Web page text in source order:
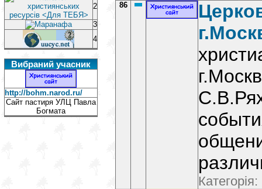
2
3
4
Вибраний учасник
http://bohm.narod.ru/
Сайт пастиря УЛЦ Павла
Богмата
86
Категорія: